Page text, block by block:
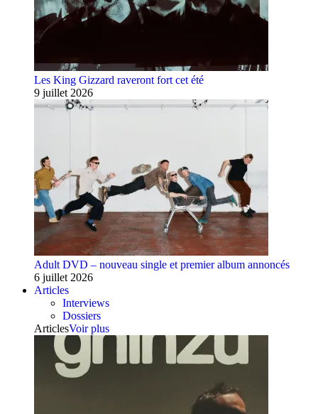
Les King Gizzard raveront fort cet été
9 juillet 2026
Adult DVD – nouveau single et premier album annoncés
6 juillet 2026
Articles
Interviews
Dossiers
ArticlesVoir plus